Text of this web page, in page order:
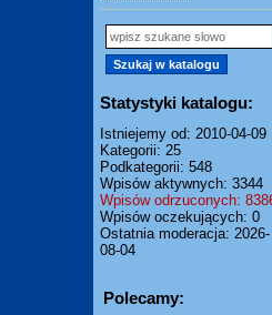
Statystyki katalogu:
Istniejemy od: 2010-04-09
Kategorii: 25
Podkategorii: 548
Wpisów aktywnych: 3344
Wpisów odrzuconych:
Wpisów oczekujących: 0
Ostatnia moderacja: 2026-
08-04
Polecamy: